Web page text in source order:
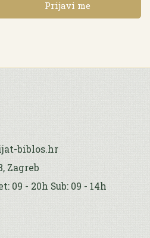
Prijavi me
biblos.hr
Zagreb
09 - 20h Sub: 09 - 14h